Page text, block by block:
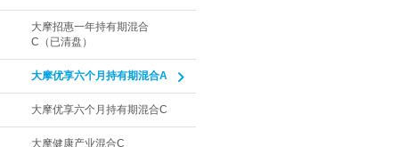
大摩招惠一年持有期混合
C（已清盘）
大摩优享六个月持有期混合A
大摩优享六个月持有期混合C
大摩健康产业混合C